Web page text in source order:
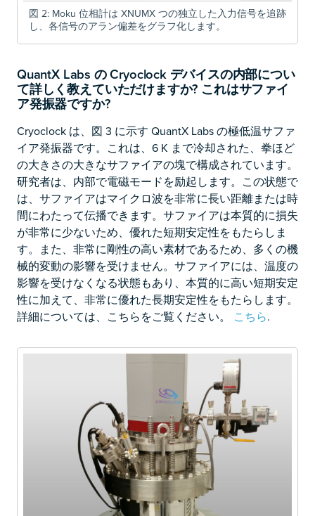
図 2: Moku 位相計は XNUMX つの独立した入力信号を追跡
し、各信号のアラン偏差をグラフ化します。
QuantX Labs の Cryoclock デバイスの内部につい
て詳しく教えていただけますか? これはサファイ
ア発振器ですか?
Cryoclock は、図 3 に示す QuantX Labs の極低温サファ
イア発振器です。これは、6 K まで冷却された、拳ほど
の大きさの大きなサファイアの塊で構成されています。
研究者は、内部で電磁モードを励起します。この状態で
は、サファイアはマイクロ波を非常に長い距離または時
間にわたって伝播できます。サファイアは本質的に損失
が非常に少ないため、優れた短期安定性をもたらしま
す。また、非常に剛性の高い素材であるため、多くの機
械的変動の影響を受けません。サファイアには、温度の
影響を受けなくなる状態もあり、本質的に高い短期安定
性に加えて、非常に優れた長期安定性をもたらします。
詳細については、こちらをご覧ください。 こちら.